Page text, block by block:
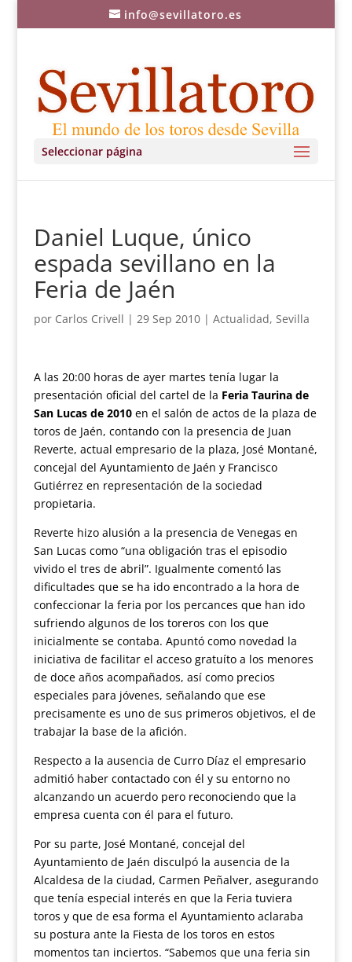
info@sevillatoro.es
Seleccionar página
Daniel Luque, único
espada sevillano en la
Feria de Jaén
por Carlos Crivell | 29 Sep 2010| Actualidad, Sevilla
A las 20:00 horas de ayer martes tenía lugar la
presentación oficial del cartel de la Feria Taurina de
San Lucas de 2010 en el salón de actos de la plaza de
toros de Jaén, contando con la presencia de Juan
Reverte, actual empresario de la plaza, José Montané,
concejal del Ayuntamiento de Jaén y Francisco
Gutiérrez en representación de la sociedad
propietaria.
Reverte hizo alusión a la presencia de Venegas en
San Lucas como “una obligación tras el episodio
vivido el tres de abril”. Igualmente comentó las
dificultades que se ha ido encontrado a la hora de
confeccionar la feria por los percances que han ido
sufriendo algunos de los toreros con los que
inicialmente se contaba. Apuntó como novedad la
iniciativa de facilitar el acceso gratuíto a los menores
de doce años acompañados, así como precios
especiales para jóvenes, señalando que ese
precisamente es uno de sus primeros objetivos, el de
trabajar la base de la afición.
Respecto a la ausencia de Curro Díaz el empresario
admitió haber contactado con él y su entorno no
alcanzando un acuerdo pero reconociendo que la
empresa cuenta con él para el futuro.
Por su parte, José Montané, concejal del
Ayuntamiento de Jaén disculpó la ausencia de la
Alcaldesa de la ciudad, Carmen Peñalver, asegurando
que tenía especial interés en que la Feria tuviera
toros y que de esa forma el Ayuntamiento aclaraba
su postura ante la Fiesta de los toros en estos
momentos tan inciertos. “Sabemos que una feria sin